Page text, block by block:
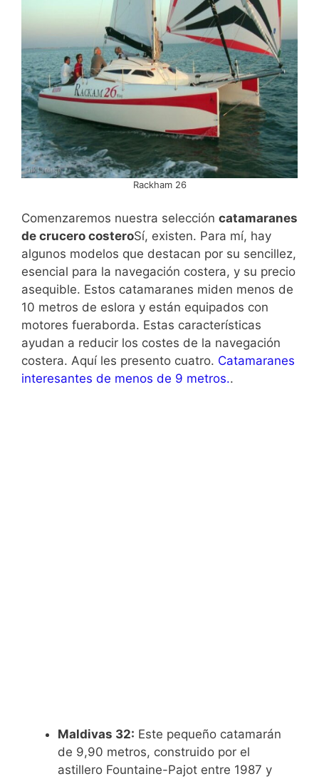
Rackham 26
Comenzaremos nuestra selección catamaranes
de crucero costeroSí, existen. Para mí, hay
algunos modelos que destacan por su sencillez,
esencial para la navegación costera, y su precio
asequible. Estos catamaranes miden menos de
10 metros de eslora y están equipados con
motores fueraborda. Estas características
ayudan a reducir los costes de la navegación
costera. Aquí les presento cuatro. Catamaranes
interesantes de menos de 9 metros..
Maldivas 32: Este pequeño catamarán
de 9,90 metros, construido por el
astillero Fountaine-Pajot entre 1987 y